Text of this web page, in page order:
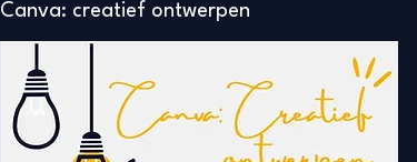
Canva: creatief ontwerpen